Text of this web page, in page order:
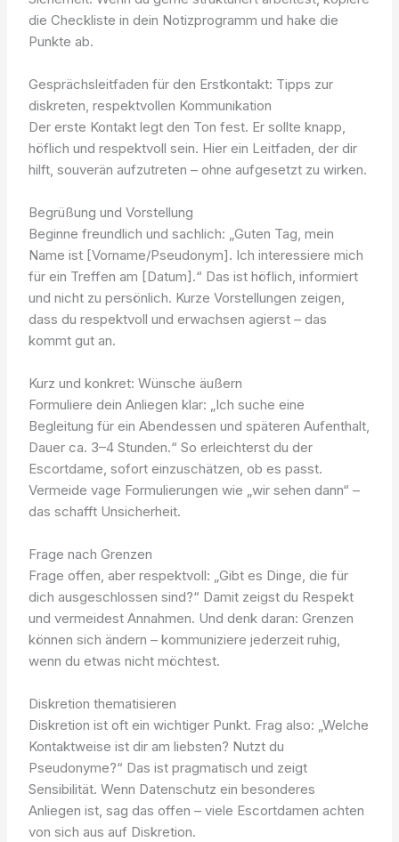
die Checkliste in dein Notizprogramm und hake die
Punkte ab.
Gesprächsleitfaden für den Erstkontakt: Tipps zur
diskreten, respektvollen Kommunikation
Der erste Kontakt legt den Ton fest. Er sollte knapp,
höflich und respektvoll sein. Hier ein Leitfaden, der dir
hilft, souverän aufzutreten – ohne aufgesetzt zu wirken.
Begrüßung und Vorstellung
Beginne freundlich und sachlich: „Guten Tag, mein
Name ist [Vorname/Pseudonym]. Ich interessiere mich
für ein Treffen am [Datum].“ Das ist höflich, informiert
und nicht zu persönlich. Kurze Vorstellungen zeigen,
dass du respektvoll und erwachsen agierst – das
kommt gut an.
Kurz und konkret: Wünsche äußern
Formuliere dein Anliegen klar: „Ich suche eine
Begleitung für ein Abendessen und späteren Aufenthalt,
Dauer ca. 3–4 Stunden.“ So erleichterst du der
Escortdame, sofort einzuschätzen, ob es passt.
Vermeide vage Formulierungen wie „wir sehen dann“ –
das schafft Unsicherheit.
Frage nach Grenzen
Frage offen, aber respektvoll: „Gibt es Dinge, die für
dich ausgeschlossen sind?“ Damit zeigst du Respekt
und vermeidest Annahmen. Und denk daran: Grenzen
können sich ändern – kommuniziere jederzeit ruhig,
wenn du etwas nicht möchtest.
Diskretion thematisieren
Diskretion ist oft ein wichtiger Punkt. Frag also: „Welche
Kontaktweise ist dir am liebsten? Nutzt du
Pseudonyme?“ Das ist pragmatisch und zeigt
Sensibilität. Wenn Datenschutz ein besonderes
Anliegen ist, sag das offen – viele Escortdamen achten
von sich aus auf Diskretion.